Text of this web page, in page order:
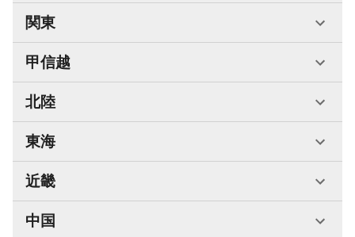
関東
甲信越
北陸
東海
近畿
中国